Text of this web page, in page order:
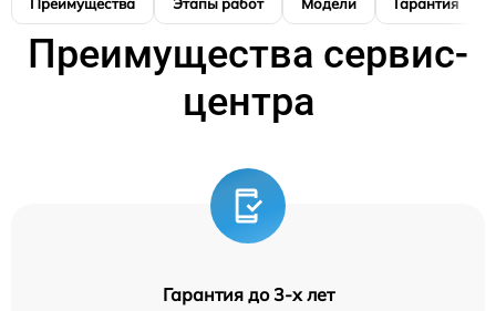
Преимущества сервис-
центра
Гарантия до 3-х лет